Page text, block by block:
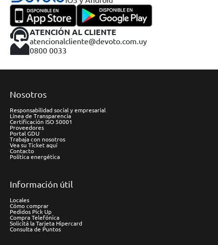
ATENCIÓN AL CLIENTE
atencionalcliente@devoto.com.uy
0800 0033
Nosotros
Responsabilidad social y empresarial
Línea de Transparencia
Certificación ISO 50001
Proveedores
Portal GDU
Trabaja con nosotros
Vea su Ticket aquí
Contacto
Política energética
Información útil
Locales
Cómo comprar
Pedidos Pick Up
Compra Telefónica
Solicitá la Tarjeta Hipercard
Consulta de Puntos